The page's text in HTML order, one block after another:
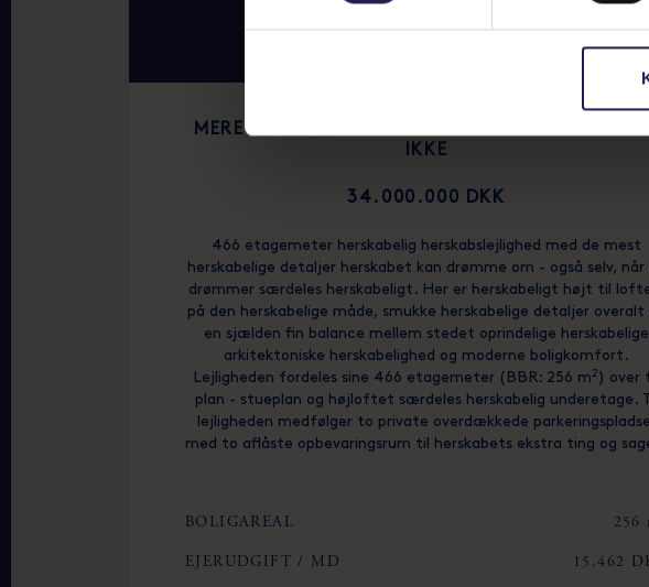
MERE HERSKABELIGT PÅ FREDERIKSBERG FINDES
IKKE
34.000.000 DKK
466 etagemeter herskabelig herskabslejlighed med de mest
herskabelige detaljer herskabet kan drømme om - også selv, når
drømmer særdeles herskabeligt. Her er herskabeligt højt til
på den herskabelige måde, smukke herskabelige detaljer overalt
en sjælden fin balance mellem stedet oprindelige herskabelige
arkitektoniske herskabelighed og moderne boligkomfort.
Lejligheden fordeles sine 466 etagemeter (BBR: 256 m2) over
plan - stueplan og højloftet særdeles herskabelig underetage.
lejligheden medfølger to private overdækkede
med to aflåste opbevaringsrum til herskabets ekstra ting og
BOLIGAREAL
256
EJERUDGIFT / MD
15.462